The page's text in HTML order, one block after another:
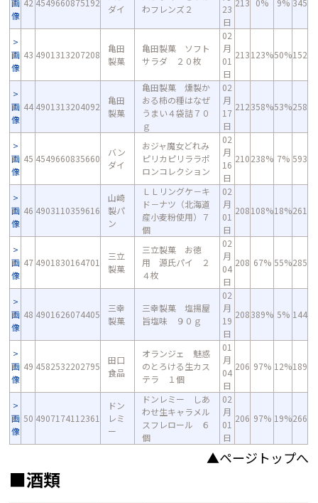
画
像
42 4549660875192
ダイ
わフレンズ２
23
日
213 0% 9% 345
画
像
43 4901313207208
亀田
製菓
亀田製菓 ソフト
サラダ ２０枚
02
月
01
日
213123%50%152
画
像
44 4901313204092
亀田
製菓
亀田製菓 燻製か
おる柿の種はなぜ
うまい４袋詰７０
ｇ
02
月
17
日
212358%53%258
画
像
45 4549660835660
バン
ダイ
おジャ魔女どれみ
ピリカピリララポ
ロンコレクション
02
月
16
日
210238% 7% 593
画
像
46 4903110359616
山崎
製パ
ン
ＬＬリングケ－キ
ド－ナツ（北海道
産小麦粉使用）７
個
02
月
01
日
208108%18%261
画
像
47 4901830164701
三立
製菓
三立製菓 お徳
用 源氏パイ ２
４枚
02
月
04
日
208 67% 55%285
画
像
48 4901626074405
三幸
製菓
三幸製菓 塩揚屋
旨塩味 ９０ｇ
02
月
19
日
208389% 5% 144
画
像
49 4582532202795
田口
食品
オランジェ 魅惑
のとろける生カス
テラ １個
01
月
04
日
206 97% 12%189
画
像
50 4907174112361
ドン
レミ
ー
ドンレミー しあ
わせ生キャラメル
スフレロール ６
個
02
月
01
日
206 97% 19%266
▲ページトップへ
■酒類